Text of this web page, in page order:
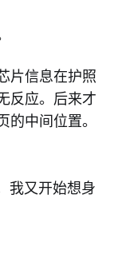
片信息在护照
反应。后来才
中间位置。
我又开始想身